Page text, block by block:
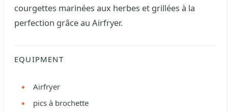
courgettes marinées aux herbes et grillées à la
perfection grâce au Airfryer.
EQUIPMENT
Airfryer
pics à brochette